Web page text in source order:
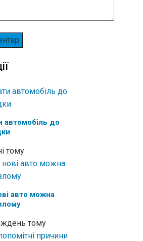
автомобіль до
тому
авто можна
тому